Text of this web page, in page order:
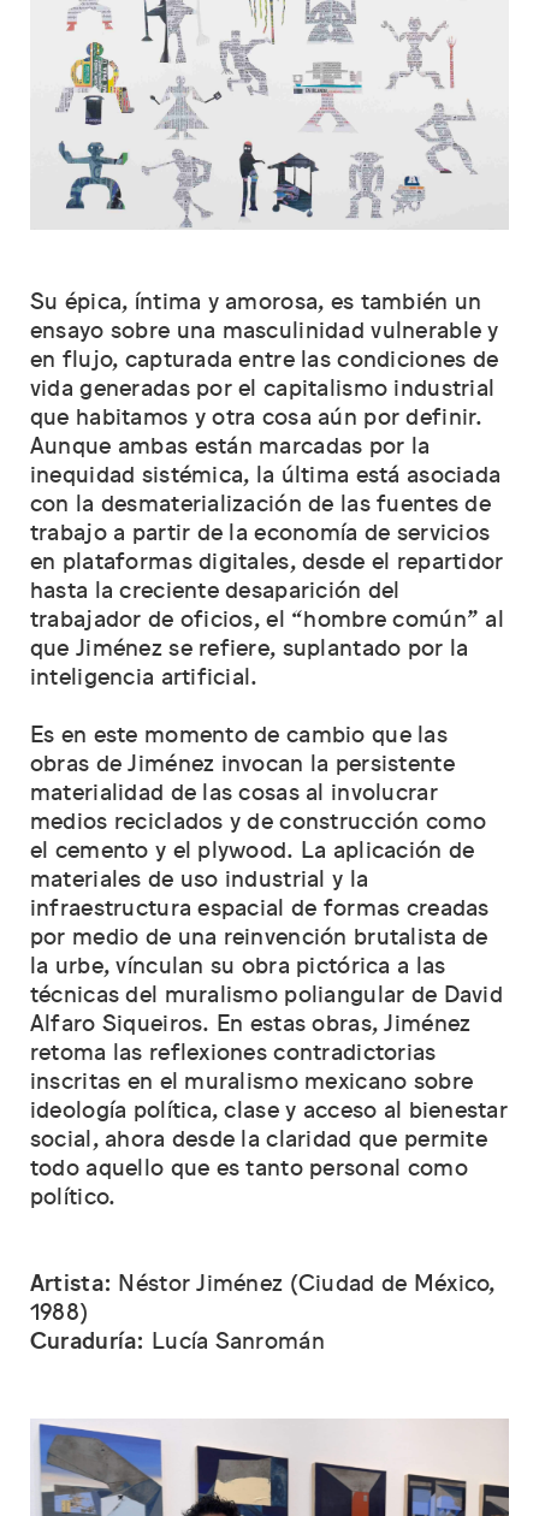
Su épica, íntima y amorosa, es también un
ensayo sobre una masculinidad vulnerable y
en flujo, capturada entre las condiciones de
vida generadas por el capitalismo industrial
que habitamos y otra cosa aún por definir.
Aunque ambas están marcadas por la
inequidad sistémica, la última está asociada
con la desmaterialización de las fuentes de
trabajo a partir de la economía de servicios
en plataformas digitales, desde el repartidor
hasta la creciente desaparición del
trabajador de oficios, el “hombre común” al
que Jiménez se refiere, suplantado por la
inteligencia artificial.
Es en este momento de cambio que las
obras de Jiménez invocan la persistente
materialidad de las cosas al involucrar
medios reciclados y de construcción como
el cemento y el plywood. La aplicación de
materiales de uso industrial y la
infraestructura espacial de formas creadas
por medio de una reinvención brutalista de
la urbe, vínculan su obra pictórica a las
técnicas del muralismo poliangular de David
Alfaro Siqueiros. En estas obras, Jiménez
retoma las reflexiones contradictorias
inscritas en el muralismo mexicano sobre
ideología política, clase y acceso al bienestar
social, ahora desde la claridad que permite
todo aquello que es tanto personal como
político.
Artista: Néstor Jiménez (Ciudad de México,
1988)
Curaduría: Lucía Sanromán